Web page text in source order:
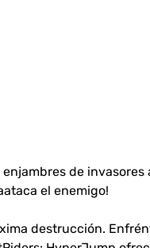
de invasores
el enemigo!
destrucción.